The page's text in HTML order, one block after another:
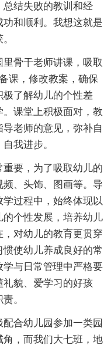
结失败的教训和经
和顺利。我想这就是
骨干老师讲课，吸取
课，修改教案，确保
了解幼儿的个性差
课堂上积极面对，教
老师的意见，弥补自
我进步。
要，为了吸取幼儿的
、头饰、图画等。导
过程中，始终体现以
个性发展，培养幼儿
对幼儿的教育更贯穿
使幼儿养成良好的常
与日常管理中严格要
貌、爱学习的好孩
。
合幼儿园参加一类园
，而我们大七班，地